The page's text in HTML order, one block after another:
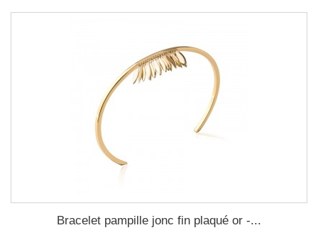
Bracelet pampille jonc fin plaqué or -...